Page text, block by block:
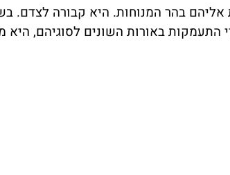
בהר המנוחות. היא קבורה לצדם.
התעמקות באורות השונים לסוגיהם, היא